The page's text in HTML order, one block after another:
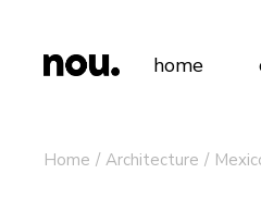
home
Home Architecture